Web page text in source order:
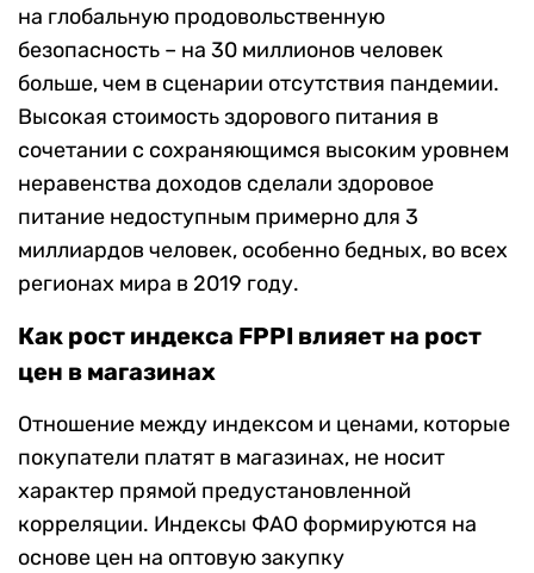
на глобальную продовольственную
безопасность – на 30 миллионов человек
больше, чем в сценарии отсутствия пандемии.
Высокая стоимость здорового питания в
сочетании с сохраняющимся высоким уровнем
неравенства доходов сделали здоровое
питание недоступным примерно для 3
миллиардов человек, особенно бедных, во всех
регионах мира в 2019 году.
Как рост индекса FPPI влияет на рост
цен в магазинах
Отношение между индексом и ценами, которые
покупатели платят в магазинах, не носит
характер прямой предустановленной
корреляции. Индексы ФАО формируются на
основе цен на оптовую закупку